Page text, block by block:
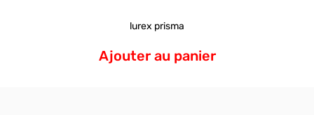
lurex prisma
Ajouter au panier